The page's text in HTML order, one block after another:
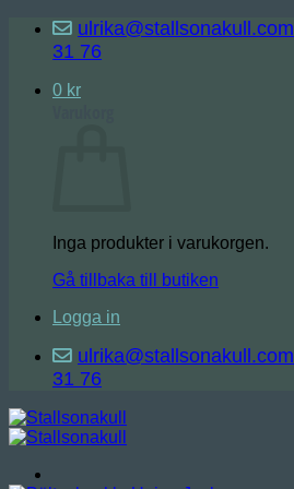
Skip
content
ulrika@stallsonakull.com
31 76
0 kr
Inga produkter i varukorgen.
Gå tillbaka till butiken
Logga in
ulrika@stallsonakull.com
31 76